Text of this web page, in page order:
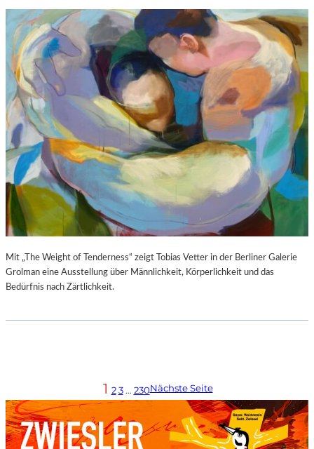
Mit „The Weight of Tenderness“ zeigt Tobias Vetter in der Berliner Galerie
Grolman eine Ausstellung über Männlichkeit, Körperlichkeit und das
Bedürfnis nach Zärtlichkeit.
1 2 3 … 230Nächste Seite